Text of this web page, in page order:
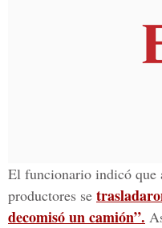
El funcionario indicó que
productores se
decomisó un camión”.